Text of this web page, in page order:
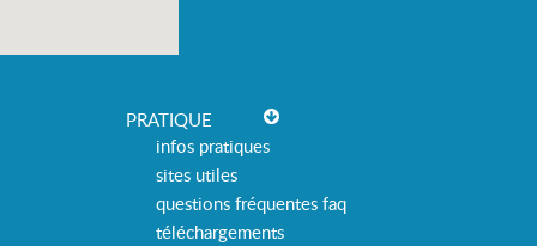
PRATIQUE
infos pratiques
sites utiles
questions fréquentes faq
téléchargements